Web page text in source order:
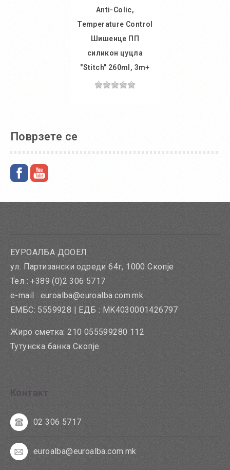
Anti-Colic,
Temperature Control
Шишенце ПП
силикон цуцла
"Stitch" 260ml, 3m+
Додај во желби
Поврзете се
ЕУРОАЛБА ДООЕЛ
ул. Партизански одреди 64г, 1000 Скопје
Тел : +389 (0)2 306 5717
e-mail : euroalba@euroalba.com.mk
ЕМБС: 5559928 | ЕДБ : MK4030001426797
Жиро сметка: 210 055599280 112
Тутунска банка Скопје
Контакт
02 306 5717
euroalba@euroalba.com.mk